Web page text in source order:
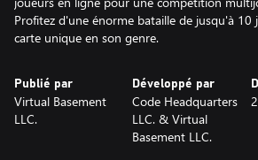
Profitez d'une énorme bataille de jusqu'à 10
carte unique en son genre.
Publié par
Virtual Basement
LLC.
Développé par
Code Headquarters
LLC. & Virtual
Basement LLC.